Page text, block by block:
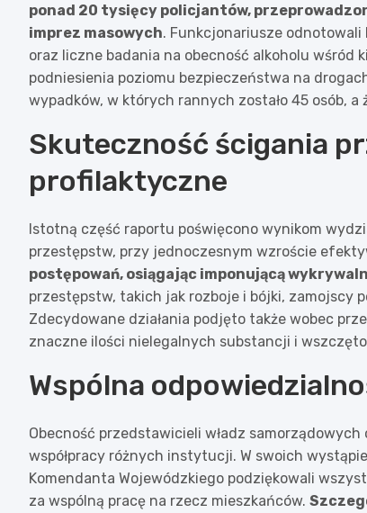
ponad 20 tysięcy policjantów,
imprez masowych. Funkcjonariusze odnotowali
oraz liczne badania na obecność alkoholu wśród
podniesienia poziomu bezpieczeństwa na
wypadków, w których rannych zostało 45 osób,
Skuteczność ścigania
profilaktyczne
Istotną część raportu poświęcono wynikom
przestępstw, przy jednoczesnym wzroście
postępowań, osiągając imponującą
przestępstw, takich jak rozboje i bójki, zamojscy
Zdecydowane działania podjęto także wobec
znaczne ilości nielegalnych substancji i wszczęto
Wspólna
Obecność przedstawicieli władz
współpracy różnych instytucji. W swoich
Komendanta Wojewódzkiego podziękowali
za wspólną pracę na rzecz mieszkańców.